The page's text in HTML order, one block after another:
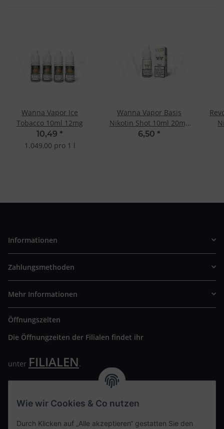
Wanna Vapor Ice
Tobacco 10ml 12mg
10,49 *
1.049,00 pro 1 l
Wanna Vapor Basis
Nikotin Shot 10ml 20mg
- 50/50
6,50 *
Informationen
Zahlungsmethoden
Mehr Informationen
Öffnungszeiten
Die Öffnungzeiten der Filialen findet ihr
unter FILIALEN.
Wir freuen uns auf Euren Besuch. Bitte beachtet die
Wie wir Cookies & Co nutzen
Durch Klicken auf „Alle akzeptieren“ gestatten Sie den